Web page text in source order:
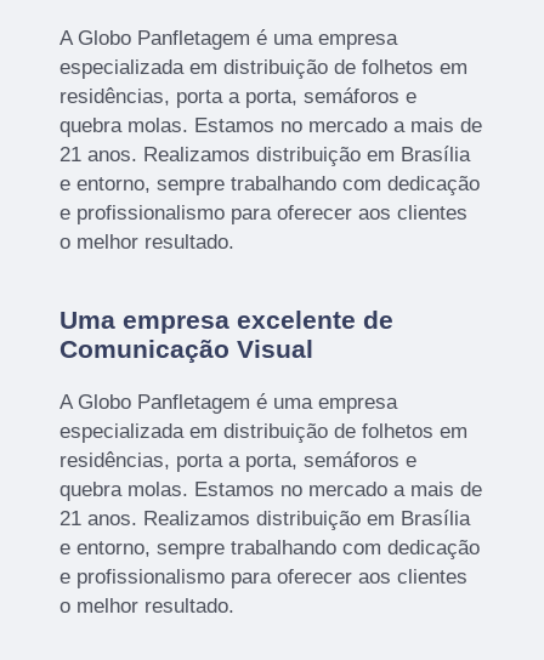
A Globo Panfletagem é uma empresa
especializada em distribuição de folhetos em
residências, porta a porta, semáforos e
quebra molas. Estamos no mercado a mais de
21 anos. Realizamos distribuição em Brasília
e entorno, sempre trabalhando com dedicação
e profissionalismo para oferecer aos clientes
o melhor resultado.
Uma empresa excelente de
Comunicação Visual
A Globo Panfletagem é uma empresa
especializada em distribuição de folhetos em
residências, porta a porta, semáforos e
quebra molas. Estamos no mercado a mais de
21 anos. Realizamos distribuição em Brasília
e entorno, sempre trabalhando com dedicação
e profissionalismo para oferecer aos clientes
o melhor resultado.